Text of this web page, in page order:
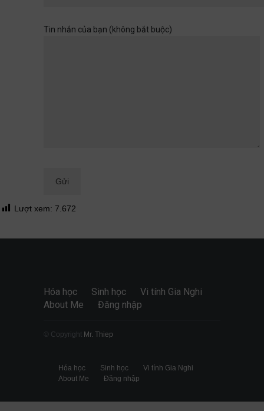
Tin nhắn của bạn (không bắt buộc)
Lượt xem: 7.672
Hóa học Sinh học
Vi tính Gia Nghi
About Me
Đăng nhập
© Copyright Mr. Thiep
Hóa học Sinh học
Vi tính Gia Nghi
About Me
Đăng nhập